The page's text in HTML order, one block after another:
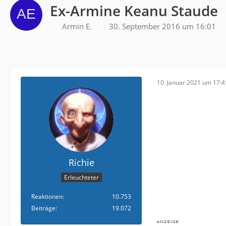
Ex-Armine Keanu Staude
Armin E. 30. September 2016 um 16:01
Richie
Erleuchteter
Reaktionen
10.753
Beiträge
19.072
10. Januar 2021 um